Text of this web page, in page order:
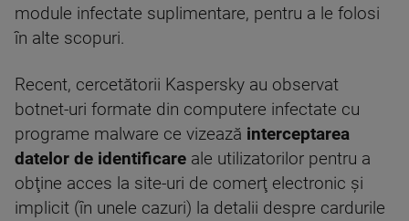
module infectate suplimentare, pentru a le folosi
în alte scopuri.
Recent, cercetătorii Kaspersky au observat
botnet-uri formate din computere infectate cu
programe malware ce vizează interceptarea
datelor de identificare ale utilizatorilor pentru a
obţine acces la site-uri de comerţ electronic şi
implicit (în unele cazuri) la detalii despre cardurile